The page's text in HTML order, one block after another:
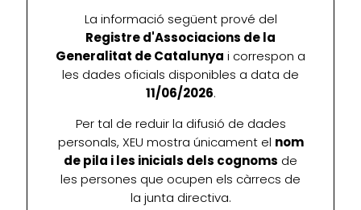
La informació següent prové del
Registre d'Associacions de la
Generalitat de Catalunya i correspon a
les dades oficials disponibles a data de
11/06/2026.
Per tal de reduir la difusió de dades
personals, XEU mostra únicament el nom
de pila i les inicials dels cognoms de
les persones que ocupen els càrrecs de
la junta directiva.